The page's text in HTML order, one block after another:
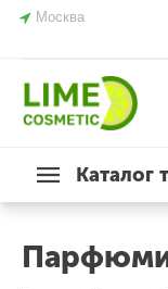
Москва
Каталог